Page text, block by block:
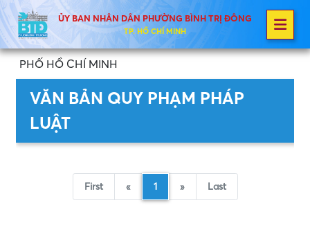
ỦY BAN NHÂN DÂN PHƯỜNG BÌNH TRỊ ĐÔNG
TP. HỒ CHÍ MINH
PHỐ HỒ CHÍ MINH
VĂN BẢN QUY PHẠM PHÁP
LUẬT
First « 1 » Last